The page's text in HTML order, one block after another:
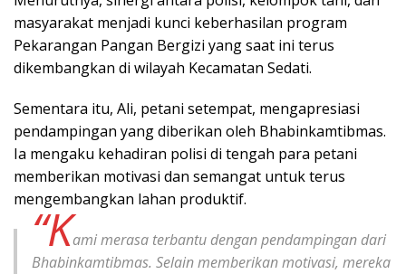
masyarakat menjadi kunci keberhasilan program
Pekarangan Pangan Bergizi yang saat ini terus
dikembangkan di wilayah Kecamatan Sedati.
Sementara itu, Ali, petani setempat, mengapresiasi
pendampingan yang diberikan oleh Bhabinkamtibmas.
Ia mengaku kehadiran polisi di tengah para petani
memberikan motivasi dan semangat untuk terus
mengembangkan lahan produktif.
“Kami merasa terbantu dengan pendampingan dari
Bhabinkamtibmas. Selain memberikan motivasi, mereka